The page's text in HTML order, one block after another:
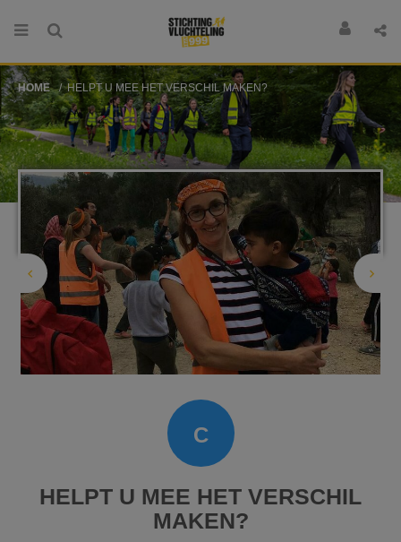
HOME HELPT U MEE HET VERSCHIL MAKEN?
C
HELPT U MEE HET VERSCHIL
MAKEN?